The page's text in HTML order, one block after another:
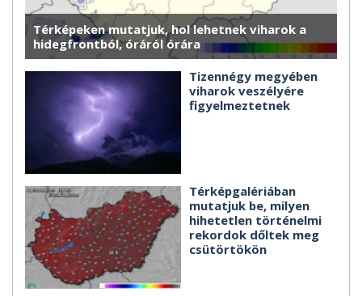
Térképeken mutatjuk, hol lehetnek viharok a
hidegfrontból, óráról órára
Tizennégy megyében
viharok veszélyére
figyelmeztetnek
Térképgalériában
mutatjuk be, milyen
hihetetlen történelmi
rekordok dőltek meg
csütörtökön